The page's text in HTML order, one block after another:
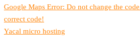
Google Maps Error: Do not change the
correct code!
Yacal micro hosting